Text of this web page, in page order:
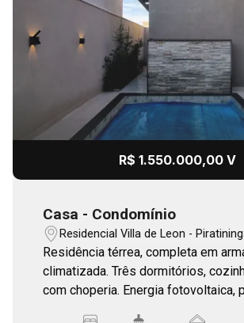
R$ 1.550.000,00 V
Casa - Condomínio
Residencial Villa de Leon -
Residência térrea, completa em
climatizada. Três dormitórios,
com choperia. Energia fotovoltaica,